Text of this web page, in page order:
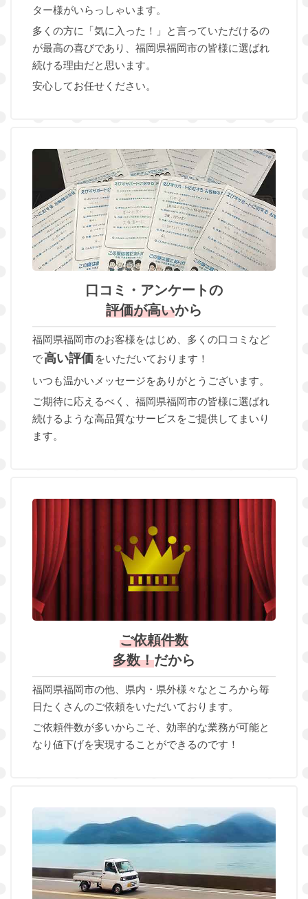
ター様がいらっしゃいます。
多くの方に「気に入った！」と言っていただけるの
が最高の喜びであり、福岡県福岡市の皆様に選ばれ
続ける理由だと思います。
安心してお任せください。
口コミ・アンケートの
評価が高いから
福岡県福岡市のお客様をはじめ、多くの口コミなど
で高い評価 をいただいております！
いつも温かいメッセージをありがとうございます。
ご期待に応えるべく、福岡県福岡市の皆様に選ばれ
続けるような高品質なサービスをご提供してまいり
ます。
ご依頼件数
多数！だから
福岡県福岡市の他、県内・県外様々なところから毎
日たくさんのご依頼をいただいております。
ご依頼件数が多いからこそ、効率的な業務が可能と
なり値下げを実現することができるのです！